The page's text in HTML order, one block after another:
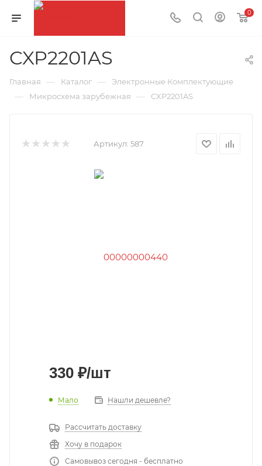
0
CXP2201AS
Главная — Каталог — Электронные Комплектующие
— Микросхема зарубежная — CXP2201AS
Артикул: 587
330 ₽/шт
Мало Нашли дешевле?
Рассчитать доставку
Хочу в подарок
Самовывоз сегодня - бесплатно